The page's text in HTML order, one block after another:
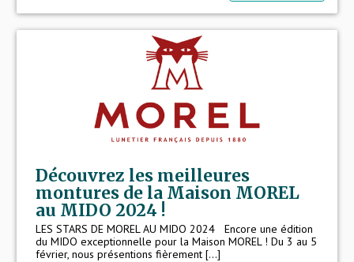
Découvrez les meilleures
montures de la Maison MOREL
au MIDO 2024 !
LES STARS DE MOREL AU MIDO 2024 Encore une édition
du MIDO exceptionnelle pour la Maison MOREL ! Du 3 au 5
février, nous présentions fièrement [...]